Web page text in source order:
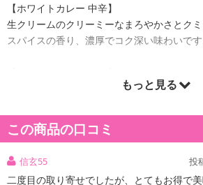
【ホワイトカレー 中辛】
生クリームのクリーミーなまろやかさとク
スパイスの香り、濃厚でコク深い味わいで
ローストオニオンの香ばしい旨さとブラッ
【レッドカレー 中辛】
えびの旨さとクミンやマスタードシードな
厚でコク深い味わいです。辛味順位3
もっと見る
この商品の口コミ
信玄55 投
二度目の取り寄せでしたが、とてもお得で